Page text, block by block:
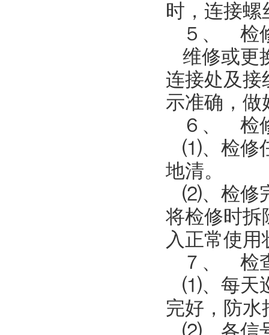
时，连接螺
５、 检
维修或更
连接处及接
示准确，做
６、 检
⑴、检修
地清。
⑵、检修
将检修时拆
入正常使用
７、 检
⑴、每天
完好，防水